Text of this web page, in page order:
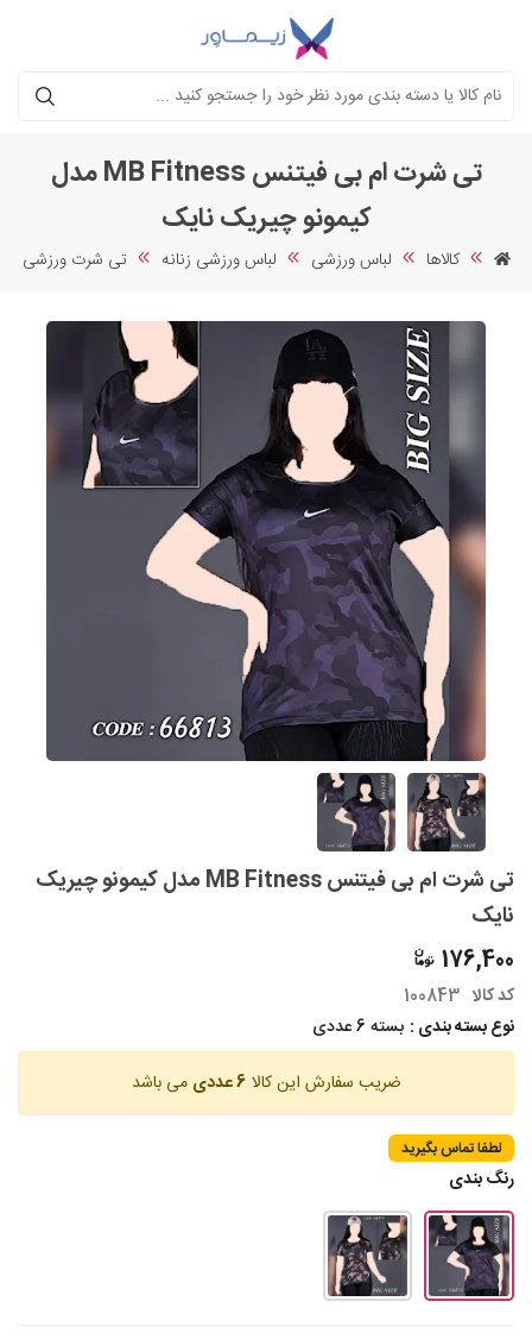
جستجو
تی شرت ام بی فیتنس MB Fitness مدل
کیمونو چیریک نایک
کالاها لباس ورزشی لباس ورزشی زنانه تی شرت ورزشی
تی شرت ام بی فیتنس MB Fitness مدل کیمونو چیریک
نایک
176,400
کد کالا 100843
نوع بسته بندی : بسته 6 عددی
ضریب سفارش این کالا 6 عددی می باشد
لطفا تماس بگیرید
رنگ بندی